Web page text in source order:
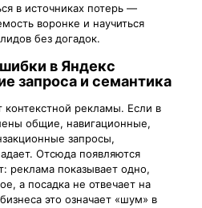
в источниках потерь —
воронке и научиться
без догадок.
в Яндекс
запроса и семантика
рекламы. Если в
общие, навигационные,
запросы,
Отсюда появляются
реклама показывает одно,
а посадка не отвечает на
это означает «шум» в